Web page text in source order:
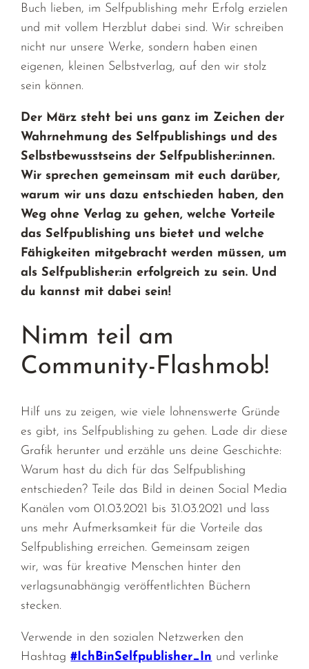
Buch lieben, im Selfpublishing mehr Erfolg erzielen
und mit vollem Herzblut dabei sind. Wir schreiben
nicht nur unsere Werke, sondern haben einen
eigenen, kleinen Selbstverlag, auf den wir stolz
sein können.
Der März steht bei uns ganz im Zeichen der
Wahrnehmung des Selfpublishings und des
Selbstbewusstseins der Selfpublisher:innen.
Wir sprechen gemeinsam mit euch darüber,
warum wir uns dazu entschieden haben, den
Weg ohne Verlag zu gehen, welche Vorteile
das Selfpublishing uns bietet und welche
Fähigkeiten mitgebracht werden müssen, um
als Selfpublisher:in erfolgreich zu sein. Und
du kannst mit dabei sein!
Nimm teil am
Community-Flashmob!
Hilf uns zu zeigen, wie viele lohnenswerte Gründe
es gibt, ins Selfpublishing zu gehen. Lade dir diese
Grafik herunter und erzähle uns deine Geschichte:
Warum hast du dich für das Selfpublishing
entschieden? Teile das Bild in deinen Social Media
Kanälen vom 01.03.2021 bis 31.03.2021 und lass
uns mehr Aufmerksamkeit für die Vorteile das
Selfpublishing erreichen. Gemeinsam zeigen
wir,was für kreative Menschen hinter den
verlagsunabhängig veröffentlichten Büchern
stecken.
Verwende in den sozialen Netzwerken den
Hashtag #IchBinSelfpublisher_In undverlinke